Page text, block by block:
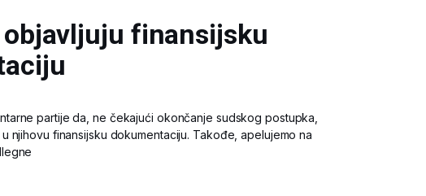
finansijsku
partije da, ne čekajući okončanje sudskog postupka,
njihovu finansijsku dokumentaciju. Takođe, apelujemo na